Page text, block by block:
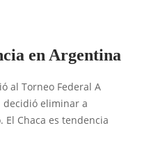
en Argentina
al Torneo Federal A
decidió eliminar a
El Chaca es tendencia